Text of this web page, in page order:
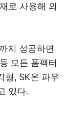
로 사용해 외
지 성공하면
모든 폼팩터
형, SK온 파우
있다.